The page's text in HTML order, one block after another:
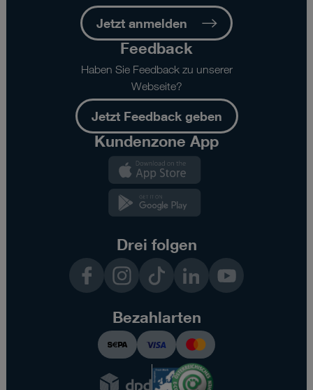
Jetzt anmelden
Feedback
Haben Sie Feedback zu unserer
Webseite?
Jetzt Feedback geben
Kundenzone App
Drei folgen
InstagramTikTok LinkedInYouTube
Bezahlarten